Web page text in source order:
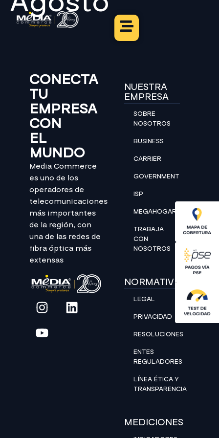
CONECTA
TU
EMPRESA
CON
EL
MUNDO
Media Commerce
es uno de los
operadores de
telecomunicaciones
más importantes
de la región, con
una de las redes de
fibra óptica más
extensas
NUESTRA
EMPRESA
SOBRE
NOSOTROS
BUSINESS
CARRIER
GOVERNMENT
ISP
MEGAHOGAR
TRABAJA
CON
NOSOTROS
NORMATIVIDAD
LEGAL
PRIVACIDAD
RESOLUCIONES
ENTES
REGULADORES
LÍNEA ÉTICA Y
TRANSPARENCIA
MEDICIONES